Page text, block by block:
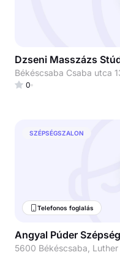
Dzseni Masszázs
Békéscsaba Csaba utca
0
SZÉPSÉGSZALON
Telefonos foglalás
Angyal Púder
5600 Békéscsaba,